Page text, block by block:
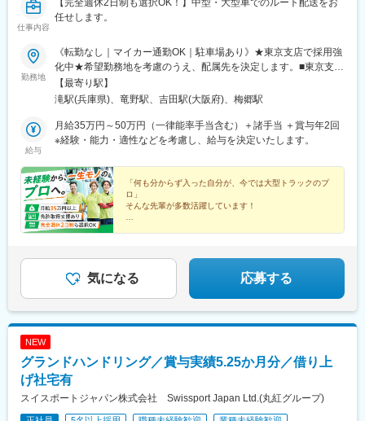
大社前駅、三雲駅、栗東駅、おごと温泉駅、長浜駅、箕浦駅、讃
富田駅、平田駅(高知県)、多ノ郷駅、布師田駅、撫養駅、川原石
駅、伴中央駅、広島港・宇品駅、本郷駅(広島県)、八本松駅、東福
山駅、木次駅、遙堪駅、乃木駅、下府駅、八浜駅、金光駅、木見
駅、高野駅、厚東駅、長府駅、米川駅、山口駅(山口県)、新南陽
駅、萩駅、鳥取駅、三本松口駅、南瀬高駅、五郎丸駅、苅田駅、
赤間駅、伊賀駅、甘木駅(西鉄線)、新飯塚駅、橋本駅(福岡県)、貝
塚駅(福岡県)、雑餉隈駅、吉塚駅、西小倉駅、大塔駅、佐伯駅、豊
後豊岡駅、鶴崎駅、東中津駅、北友田駅、朝地駅、バルーンさが
駅、三角駅、草道駅、志布志駅、姶良駅、米ノ津駅、古島駅、赤
嶺駅、てだこ浦西駅、南方駅(宮崎県)、高鍋駅、三股駅、東旭川
駅、倶知安駅、岩見沢駅、新富士駅(北海道)、根室駅、新川駅(北
海道)、環状通東駅、南郷１３丁目駅、問寒別駅、東室蘭駅、ほし
み駅、深川駅、長都駅、西帯広駅、滝川駅、南稚内駅、利別駅、
北見駅、名寄高校駅、桂台駅、遠軽駅、木古内駅、くりこま高原
駅、荒井駅(宮城県)、福田町駅、泉中央駅、古川駅、東白石駅、泉
駅(常磐線)、藤田駅、七日町駅、泉崎駅、中荒井駅、日立木駅、安
達駅、五百川駅、東酒田駅、高擶駅、置賜駅、山ノ目駅、花巻空
港駅(東北本線)、岩手飯岡駅、地ノ森駅、村崎野駅、横手駅、上飯
金谷沢駅、田んぼアート駅、七戸十和田駅、新青森駅、小中野
駅、東陽町駅、八幡山駅、立会川駅、神戸駅(愛知県)、江端駅、箕
面船場阪大前駅、大間駅、大井競馬場前駅
仕事内容
【完全週休2日制も選択OK！】中型・大型車でのルート配送をお
任せします。
勤務地
《転勤なし｜マイカー通勤OK｜駐車場あり》★東京支店で採用強
化中★希望勤務地を考慮のうえ、配属先を決定します。■東京支店
／千葉県野田市木野崎字炭塚1615-4…東武鉄道「梅郷」駅より車
で15分■本社／兵庫県西脇市平野町302-2…JR「西脇市」駅もしく
丁目8番地…JR「竜野」駅もしくは「相生」駅より車で15分■大阪
支店・東大阪物流センター／大阪府東大阪市吉田本町1-10-1…近
【最寄り駅】
滝駅(兵庫県)、竜野駅、吉田駅(大阪府)、梅郷駅
給与
月給35万円～50万円（一律能率手当含む）＋諸手当 ＋賞与年2回
※経験・能力・適性などを考慮し、給与を決定いたします。
「何も分からず入った自分が、今では大型トラックのプ
ロ」
そんな先輩が多数活躍しています！
◆完全週休2日制も選択OK
◆定年まで見据えたキャリア形成
気になる 応募する
NEW
グランドハンドリング／賞与実績5.25か月分／借り上
げ社宅有
スイスポートジャパン株式会社 Swissport Japan Ltd.(丸紅グループ)